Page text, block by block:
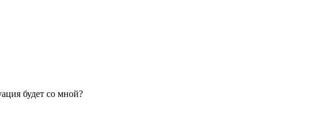
будет со мной?